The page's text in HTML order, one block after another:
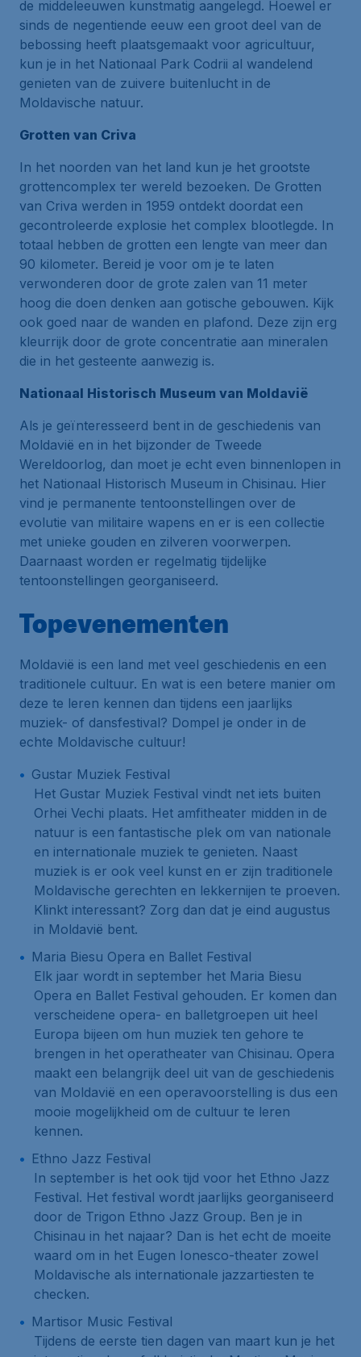
de middeleeuwen kunstmatig aangelegd. Hoewel er
sinds de negentiende eeuw een groot deel van de
bebossing heeft plaatsgemaakt voor agricultuur,
kun je in het Nationaal Park Codrii al wandelend
genieten van de zuivere buitenlucht in de
Moldavische natuur.
Grotten van Criva
In het noorden van het land kun je het grootste
grottencomplex ter wereld bezoeken. De Grotten
van Criva werden in 1959 ontdekt doordat een
gecontroleerde explosie het complex blootlegde. In
totaal hebben de grotten een lengte van meer dan
90 kilometer. Bereid je voor om je te laten
verwonderen door de grote zalen van 11 meter
hoog die doen denken aan gotische gebouwen. Kijk
ook goed naar de wanden en plafond. Deze zijn erg
kleurrijk door de grote concentratie aan mineralen
die in het gesteente aanwezig is.
Nationaal Historisch Museum van Moldavië
Als je geïnteresseerd bent in de geschiedenis van
Moldavië en in het bijzonder de Tweede
Wereldoorlog, dan moet je echt even binnenlopen in
het Nationaal Historisch Museum in Chisinau. Hier
vind je permanente tentoonstellingen over de
evolutie van militaire wapens en er is een collectie
met unieke gouden en zilveren voorwerpen.
Daarnaast worden er regelmatig tijdelijke
tentoonstellingen georganiseerd.
Topevenementen
Moldavië is een land met veel geschiedenis en een
traditionele cultuur. En wat is een betere manier om
deze te leren kennen dan tijdens een jaarlijks
muziek- of dansfestival? Dompel je onder in de
echte Moldavische cultuur!
Gustar Muziek Festival
Het Gustar Muziek Festival vindt net iets buiten
Orhei Vechi plaats. Het amfitheater midden in de
natuur is een fantastische plek om van nationale
en internationale muziek te genieten. Naast
muziek is er ook veel kunst en er zijn traditionele
Moldavische gerechten en lekkernijen te proeven.
Klinkt interessant? Zorg dan dat je eind augustus
in Moldavië bent.
Maria Biesu Opera en Ballet Festival
Elk jaar wordt in september het Maria Biesu
Opera en Ballet Festival gehouden. Er komen dan
verscheidene opera- en balletgroepen uit heel
Europa bijeen om hun muziek ten gehore te
brengen in het operatheater van Chisinau. Opera
maakt een belangrijk deel uit van de geschiedenis
van Moldavië en een operavoorstelling is dus een
mooie mogelijkheid om de cultuur te leren
kennen.
Ethno Jazz Festival
In september is het ook tijd voor het Ethno Jazz
Festival. Het festival wordt jaarlijks georganiseerd
door de Trigon Ethno Jazz Group. Ben je in
Chisinau in het najaar? Dan is het echt de moeite
waard om in het Eugen Ionesco-theater zowel
Moldavische als internationale jazzartiesten te
checken.
Martisor Music Festival
Tijdens de eerste tien dagen van maart kun je het